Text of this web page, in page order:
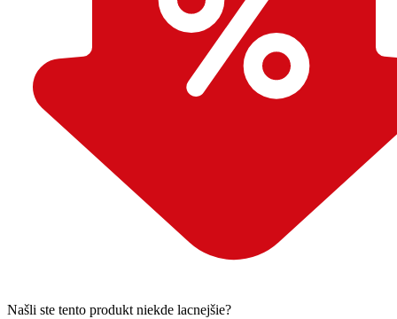
Našli ste tento produkt niekde lacnejšie?